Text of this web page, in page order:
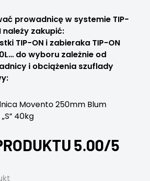
prowadnicę w systemie TIP-
należy zakupić:
TIP-ON i zabieraka TIP-ON
do wyboru zależnie od
i obciążenia szuflady
Movento 250mm Blum
„S” 40kg
5.00/5